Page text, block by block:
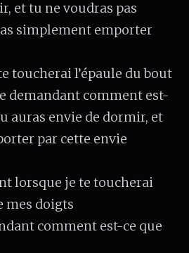
et tu ne voudras pas
simplement emporter
toucherai l’épaule du bout
demandant comment est-
auras envie de dormir, et
par cette envie
lorsque je te toucherai
mes doigts
comment est-ce que